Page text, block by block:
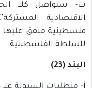
ب- سيواصل كلا
فلسطينية متفق عليها
للسلطة الفلسطينية.
البند (23)